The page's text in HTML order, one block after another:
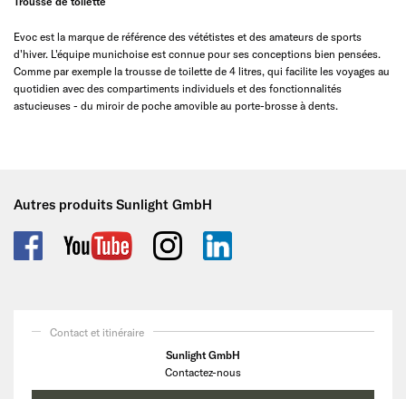
Evoc est la marque de référence des vététistes et des amateurs de sports
d'hiver. L'équipe munichoise est connue pour ses conceptions bien pensées.
Comme par exemple la trousse de toilette de 4 litres, qui facilite les voyages au
quotidien avec des compartiments individuels et des fonctionnalités
astucieuses - du miroir de poche amovible au porte-brosse à dents.
Autres produits Sunlight GmbH
Contact et itinéraire
Sunlight GmbH
Contactez-nous